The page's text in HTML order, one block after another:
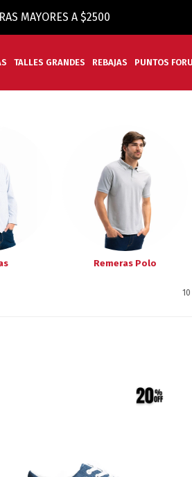
MAYORES A $2500
TALLES GRANDES REBAJAS PUNTOS
Remeras Polo